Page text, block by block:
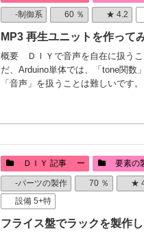
-制御系 60 ％ ★ 4.2
MP3 再生ユニットを作って
概要 ＤＩＹで音声を自在に扱うこ
だ、Arduino単体では、「tone関数
「音声」を扱うことは難しいで
ＤＩＹ 記事 ー 要素の
-パーツの製作 70 ％ ★
設備 5+特
フライス盤でラックを製作